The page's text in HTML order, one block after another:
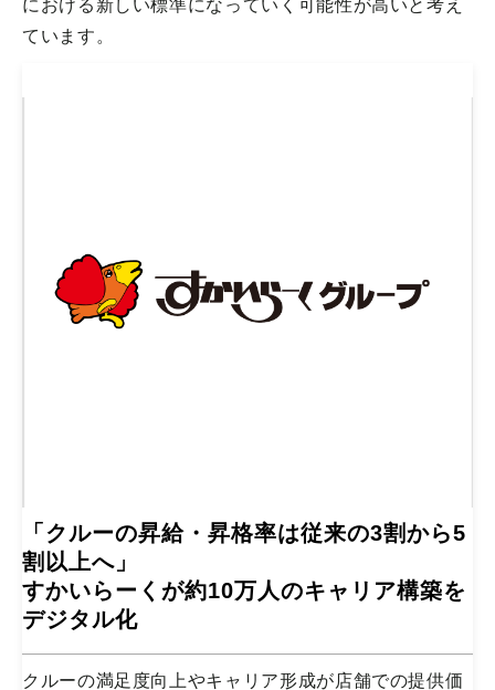
における新しい標準になっていく可能性が高いと考え
ています。
「クルーの昇給・昇格率は従来の3割から5
割以上へ」
すかいらーくが約10万人のキャリア構築を
デジタル化
クルーの満足度向上やキャリア形成が店舗での提供価